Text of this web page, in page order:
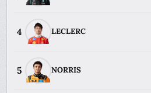
4 LECLERC
5 NORRIS